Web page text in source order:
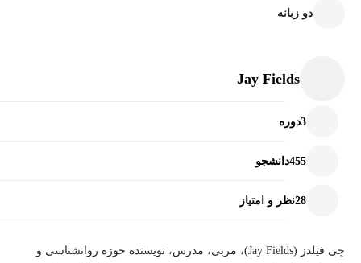
دو زبانه
Jay Fields
3دوره
455دانشجو
28نظر و امتیاز
جِی فیلدز (Jay Fields)، مربی، مدرس، نویسنده حوزه روانشناسی و